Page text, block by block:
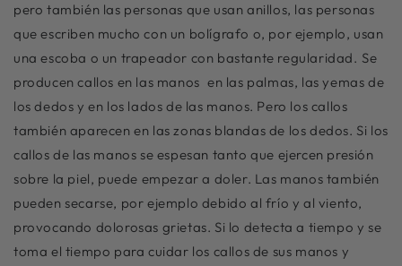
pero también las personas que usan anillos, las personas
que escriben mucho con un bolígrafo o, por ejemplo, usan
una escoba o un trapeador con bastante regularidad. Se
producen callos en las manos en las palmas, las yemas de
los dedos y en los lados de las manos. Pero los callos
también aparecen en las zonas blandas de los dedos. Si los
callos de las manos se espesan tanto que ejercen presión
sobre la piel, puede empezar a doler. Las manos también
pueden secarse, por ejemplo debido al frío y al viento,
provocando dolorosas grietas. Si lo detecta a tiempo y se
toma el tiempo para cuidar los callos de sus manos y